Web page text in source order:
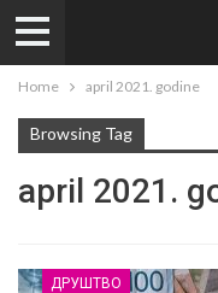
Home april 2021. godine
Browsing Tag
april 2021.
ДРУШТВО